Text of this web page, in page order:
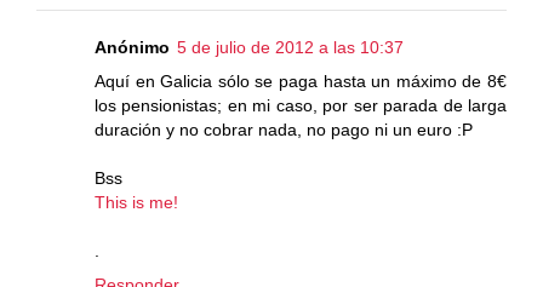
Anónimo 5 de julio de 2012 a las 10:37
Aquí en Galicia sólo se paga hasta un máximo de 8€
los pensionistas; en mi caso, por ser parada de larga
duración y no cobrar nada, no pago ni un euro :P
Bss
This is me!